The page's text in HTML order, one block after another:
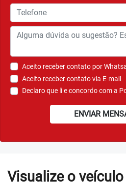
Aceito receber contato por
Aceito receber contato via E-mail
Declaro que li e concordo com a
ENVIAR
Visualize o veículo